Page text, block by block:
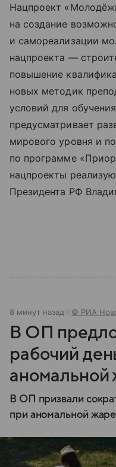
Нацпроект
на создание
и самореализации
нацпроекта —
повышение
новых методик
условий для
предусматривает
мирового уровня и
по программе
нацпроекты
Президента РФ
8 минут назад © РИА
В ОП
рабочий
аномальной
В ОП призвали
при аномальной